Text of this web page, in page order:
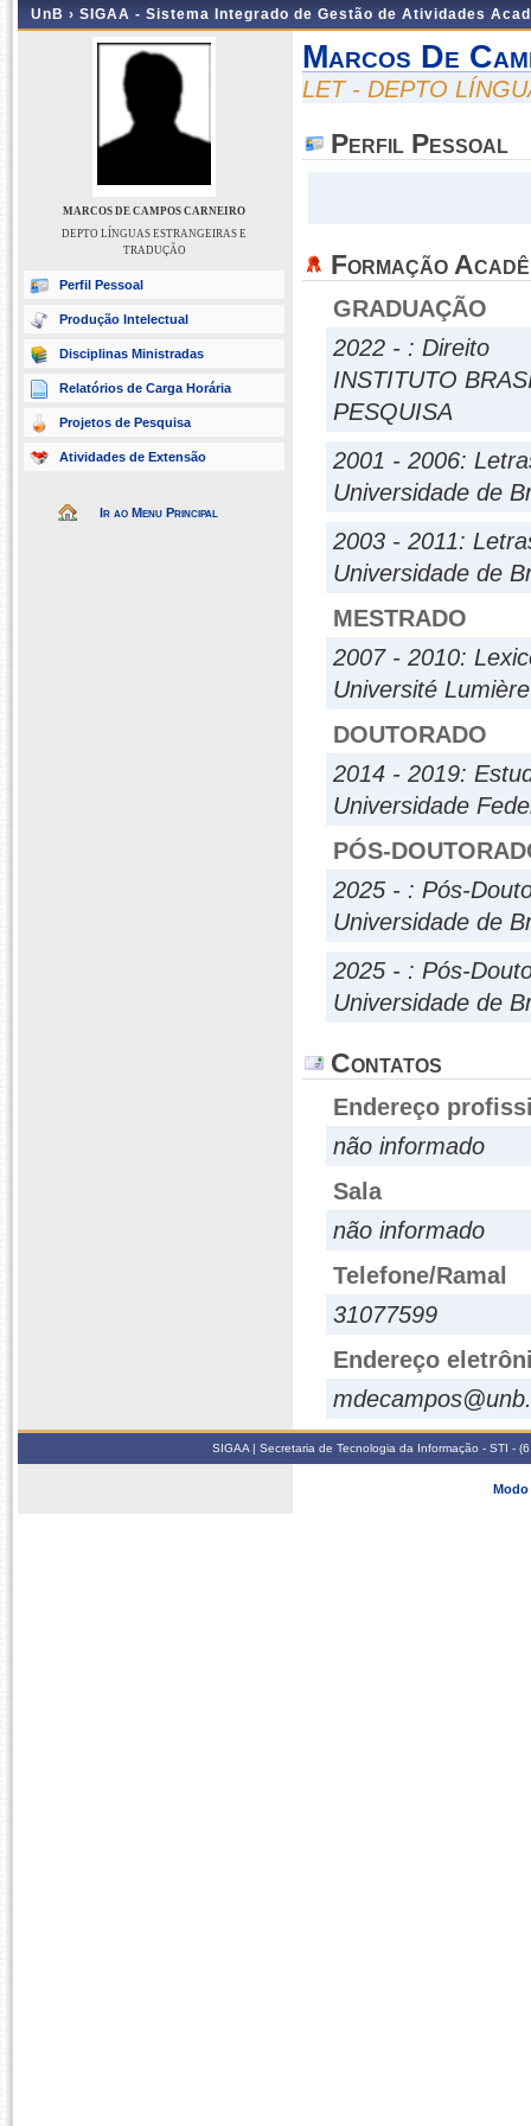
UnB › SIGAA - Sistema Integrado de Gestão de Atividades
MARCOS DE CAMPOS CARNEIRO
DEPTO LÍNGUAS ESTRANGEIRAS E
TRADUÇÃO
Perfil Pessoal
Produção Intelectual
Disciplinas Ministradas
Relatórios de Carga Horária
Projetos de Pesquisa
Atividades de Extensão
Ir ao Menu Principal
Marcos De
LET - DEPTO
Perfil Pessoal
Formação
GRADUAÇÃO
2022 - : Direito
INSTITUTO
PESQUISA
2001 - 2006:
Universidade de
2003 - 2011:
Universidade de
MESTRADO
2007 - 2010:
Université
DOUTORADO
2014 - 2019:
Universidade
PÓS-
2025 - : Pós-
Universidade de
2025 - : Pós-
Universidade de
Contatos
Endereço
não informado
Sala
não informado
Telefone/Ramal
31077599
Endereço
SIGAA | Secretaria de Tecnologia da Informação - STI -
Modo